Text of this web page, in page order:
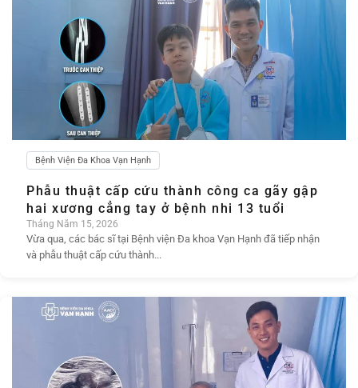
Bệnh Viện Đa Khoa Vạn Hạnh
Phẫu thuật cấp cứu thành công ca gãy gập
hai xương cẳng tay ở bệnh nhi 13 tuổi
Tháng Năm 15, 2026
Vừa qua, các bác sĩ tại Bệnh viện Đa khoa Vạn Hạnh đã tiếp nhận
và phẫu thuật cấp cứu thành...